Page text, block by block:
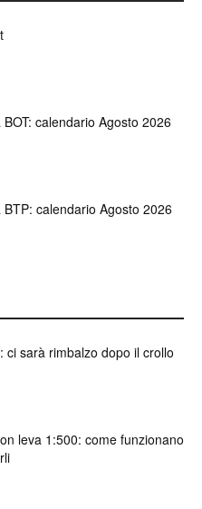
calendario Agosto 2026
BTP: calendario Agosto 2026
ci sarà rimbalzo dopo il crollo
leva 1:500: come funzionano